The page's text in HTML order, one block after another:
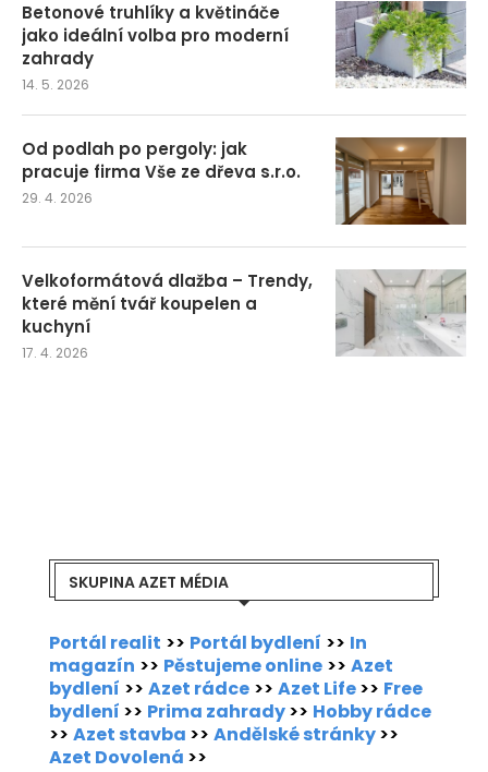
Betonové truhlíky a květináče
jako ideální volba pro moderní
zahrady
14. 5. 2026
Od podlah po pergoly: jak
pracuje firma Vše ze dřeva s.r.o.
29. 4. 2026
Velkoformátová dlažba – Trendy,
které mění tvář koupelen a
kuchyní
17. 4. 2026
SKUPINA AZET MÉDIA
Portál realit >> Portál bydlení >> In
magazín >> Pěstujeme online >> Azet
bydlení >> Azet rádce >> Azet Life>> Free
bydlení >> Prima zahrady>> Hobby rádce
>> Azet stavba >> Andělské stránky>>
Azet Dovolená >>